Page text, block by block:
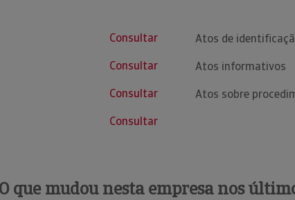
Consultar
Consultar
Consultar
Consultar
Atos de
Atos informativos
Atos sobre
O que mudou nesta empresa nos